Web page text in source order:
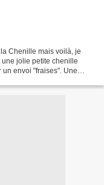
Chenille mais voilà, je
jolie petite chenille
envoi "fraises". Une